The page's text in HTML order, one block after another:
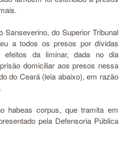
Sanseverino, do Superior Tribunal
a todos os presos por dívidas
da liminar, dada no dia
domiciliar aos presos nessa
do Ceará (leia abaixo), em razão
habeas corpus, que tramita em
pela Defensoria Pública